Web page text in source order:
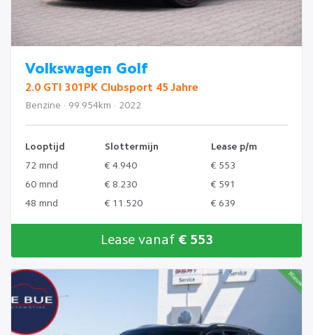
Volkswagen Golf
2.0 GTI 301PK Clubsport 45 Jahre
Benzine · 99.954km · 2022
Looptijd Slottermijn
Lease p/m
72 mnd
€ 4.940
€ 553
60 mnd
€ 8.230
€ 591
48 mnd
€ 11.520 € 639
Lease vanaf € 553